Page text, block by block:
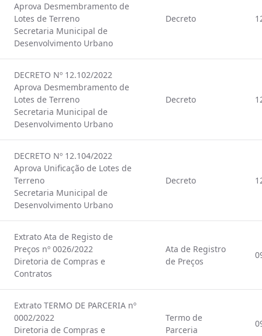
Aprova Desmembramento de
Lotes de Terreno
Secretaria Municipal de
Desenvolvimento Urbano
Decreto
DECRETO Nº 12.102/2022
Aprova Desmembramento de
Lotes de Terreno
Secretaria Municipal de
Desenvolvimento Urbano
Decreto
DECRETO Nº 12.104/2022
Aprova Unificação de Lotes de
Terreno
Secretaria Municipal de
Desenvolvimento Urbano
Decreto
Extrato Ata de Registo de
Preços nº 0026/2022
Diretoria de Compras e
Contratos
Ata de Registro
de Preços
Extrato TERMO DE PARCERIA nº
0002/2022
Diretoria de Compras e
Termo de
Parceria